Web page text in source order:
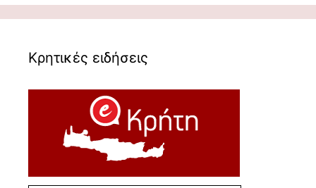
Κρητικές ειδήσεις